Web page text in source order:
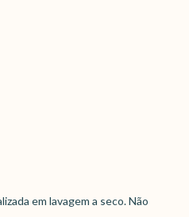
em lavagem a seco. Não